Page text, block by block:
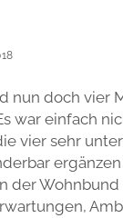
nun doch vier
war einfach
vier sehr
der